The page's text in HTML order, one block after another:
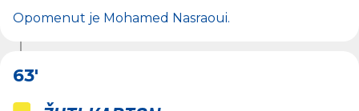
Opomenut je Mohamed Nasraoui.
63'